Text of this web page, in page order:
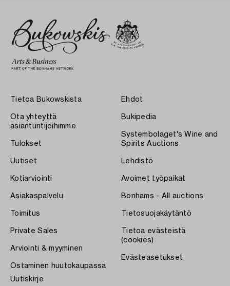
Tietoa Bukowskista
Ota yhteyttä
asiantuntijoihimme
Tulokset
Uutiset
Kotiarviointi
Asiakaspalvelu
Toimitus
Private Sales
Arviointi & myyminen
Ostaminen huutokaupassa
Ehdot
Bukipedia
Systembolaget's Wine and
Spirits Auctions
Lehdistö
Avoimet työpaikat
Bonhams - All auctions
Tietosuojakäytäntö
Tietoa evästeistä
(cookies)
Evästeasetukset
Uutiskirje